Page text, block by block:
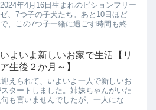
2024年4月16日生まれのビションフリー
ゼ、7つ子の子犬たち。あと10日ほど
で、この7つ子一緒に過ごす時間も終わ
は手に持ってます）に撮影しました。首
にそれぞれ色のゴ...
いよいよ新しいお家で生活【リ
ア生後２か月～】
えられて、いよいよ一人で新しいお
タートしました。姉妹ちゃんがいた
も言いませんでしたが、一人になっ